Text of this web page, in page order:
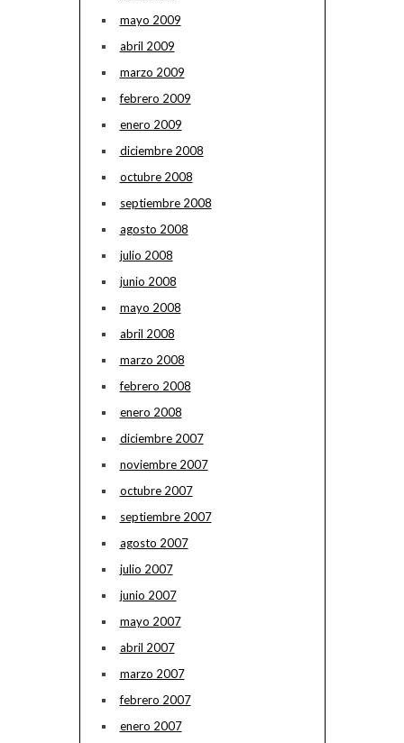
mayo 2009
abril 2009
marzo 2009
febrero 2009
enero 2009
diciembre 2008
octubre 2008
septiembre 2008
agosto 2008
julio 2008
junio 2008
mayo 2008
abril 2008
marzo 2008
febrero 2008
enero 2008
diciembre 2007
noviembre 2007
octubre 2007
septiembre 2007
agosto 2007
julio 2007
junio 2007
mayo 2007
abril 2007
marzo 2007
febrero 2007
enero 2007